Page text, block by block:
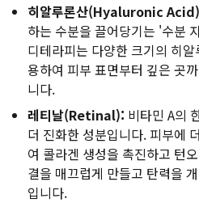
히알루론산(Hyaluronic
하는 수분을 끌어당기는 '수분
디테라피는 다양한 크기의 히
용하여 피부 표면부터 깊은 곳
니다.
레티날(Retinal): 비타민 A의
더 진화한 성분입니다. 피부에
여 콜라겐 생성을 촉진하고 턴
결을 매끄럽게 만들고 탄력을
입니다.